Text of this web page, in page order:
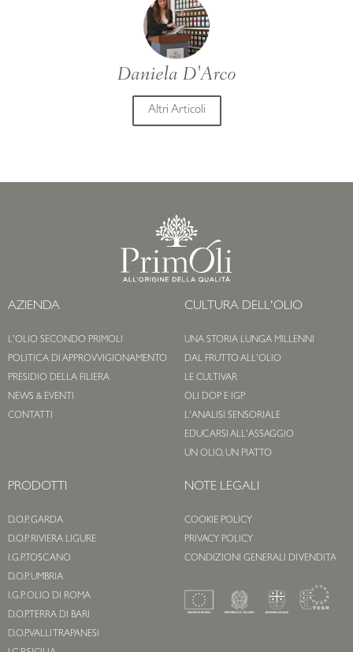
Daniela D'Arco
Altri Articoli
AZIENDA
L'OLIO SECONDO PRIMOLI
POLITICA DI APPROVVIGIONAMENTO
PRESIDIO DELLA FILIERA
NEWS & EVENTI
CONTATTI
CULTURA DELL'OLIO
UNA STORIA LUNGA MILLENNI
DAL FRUTTO ALL'OLIO
LE CULTIVAR
OLI DOP E IGP
L'ANALISI SENSORIALE
EDUCARSI ALL'ASSAGGIO
UN OLIO, UN PIATTO
PRODOTTI
D.O.P. GARDA
D.O.P. RIVIERA LIGURE
I.G.P. TOSCANO
D.O.P. UMBRIA
I.G.P. OLIO DI ROMA
D.O.P. TERRA DI BARI
D.O.P. VALLI TRAPANESI
NOTE LEGALI
COOKIE POLICY
PRIVACY POLICY
CONDIZIONI GENERALI DI VENDITA